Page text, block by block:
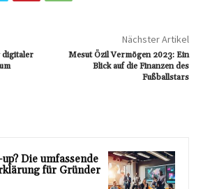
digitaler
Nächster Artikel
Mesut Özil Vermögen 2023: Ein
Blick auf die Finanzen des
Fußballstars
Die umfassende
für Gründer